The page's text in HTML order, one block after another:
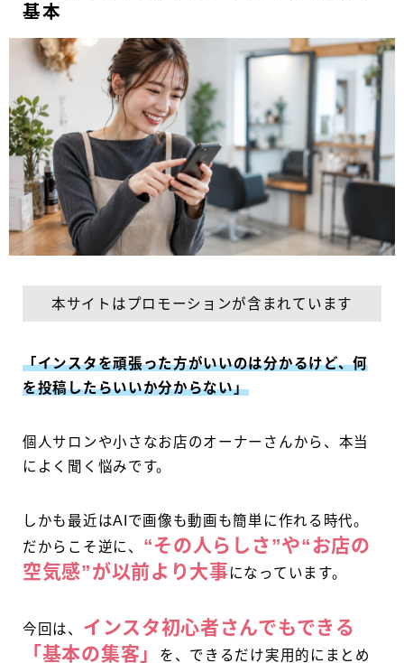
基本
本サイトはプロモーションが含まれています
「インスタを頑張った方がいいのは分かるけど、何
を投稿したらいいか分からない」
個人サロンや小さなお店のオーナーさんから、本当
によく聞く悩みです。
しかも最近はAIで画像も動画も簡単に作れる時代。
だからこそ逆に、 “その人らしさ”や“お店の
空気感”が以前より大事になっています。
今回は、 インスタ初心者さんでもできる
「基本の集客」
を、できるだけ実用的にまとめ